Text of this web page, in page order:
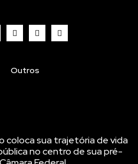
Outros
coloca sua trajetória de vida
no centro de sua pré-